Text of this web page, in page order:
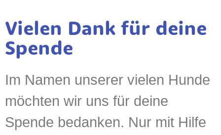
Vielen Dank für deine
Spende
Im Namen unserer vielen Hunde
möchten wir uns für deine
Spende bedanken. Nur mit Hilfe